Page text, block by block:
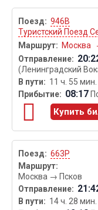
946В
Туристский Поезд
Москва
(Ленинградский
11 ч. 55 мин.
08:17
Купить
663Р
Москва → Псков
14 ч. 28 мин.